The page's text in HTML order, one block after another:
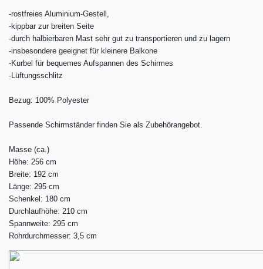
-rostfreies Aluminium-Gestell,
-kippbar zur breiten Seite
-durch halbierbaren Mast sehr gut zu transportieren und zu lagern
-insbesondere geeignet für kleinere Balkone
-Kurbel für bequemes Aufspannen des Schirmes
-Lüftungsschlitz
Bezug: 100% Polyester
Passende Schirmständer finden Sie als Zubehörangebot.
Masse (ca.)
Höhe: 256 cm
Breite: 192 cm
Länge: 295 cm
Schenkel: 180 cm
Durchlaufhöhe: 210 cm
Spannweite: 295 cm
Rohrdurchmesser: 3,5 cm